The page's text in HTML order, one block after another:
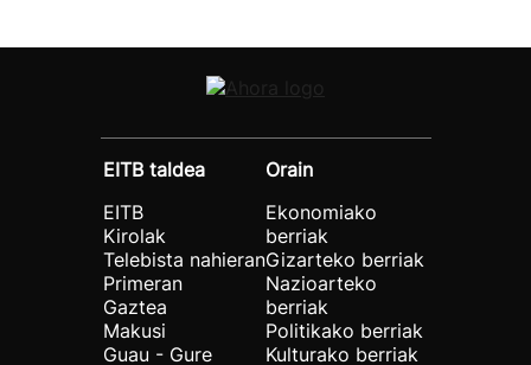
EITB taldea
EITB
Kirolak
Telebista nahieran
Primeran
Gaztea
Makusi
Guau - Gure
Orain
Ekonomiako
berriak
Gizarteko berriak
Nazioarteko
berriak
Politikako berriak
Kulturako berriak